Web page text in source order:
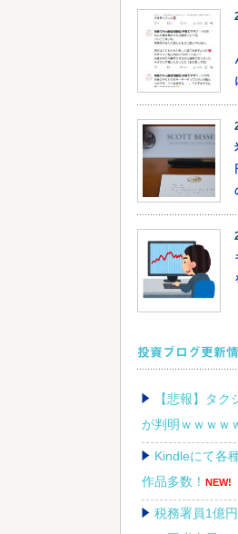
投資ブログ更新
【悲報】タ
が判明ｗｗｗｗ
Kindleにて各
作品多数！ NEW!
税務署員1億